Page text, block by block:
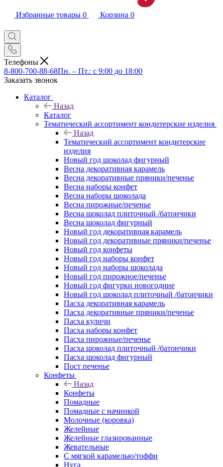
Избранные товары 0 Корзина 0
Телефоны
8-800-700-88-68Пн. – Пт.: с 9:00 до 18:00
Заказать звонок
Каталог
Назад
Каталог
Тематический ассортимент кондитерские изделия
Назад
Тематический ассортимент кондитерские
изделия
Новый год шоколад фигурный
Весна декоративная карамель
Весна декоративные пряники/печенье
Весна наборы конфет
Весна наборы шоколада
Весна пирожные/печенье
Весна шоколад плиточный /батончики
Весна шоколад фигурный
Новый год декоративная карамель
Новый год декоративные пряники/печенье
Новый год конфеты
Новый год наборы конфет
Новый год наборы шоколада
Новый год пирожное/печенье
Новый год фигурки новогодние
Новый год шоколад плиточный /батончики
Пасха декоративная карамель
Пасха декоративные пряники/печенье
Пасха куличи
Пасха наборы конфет
Пасха пирожные/печенье
Пасха шоколад плиточный /батончики
Пасха шоколад фигурный
Пост печенье
Конфеты
Назад
Конфеты
Помадные
Помадные с начинкой
Молочные (коровка)
Желейные
Желейные глазированные
Жевательные
С мягкой карамелью/тоффи
Нуга